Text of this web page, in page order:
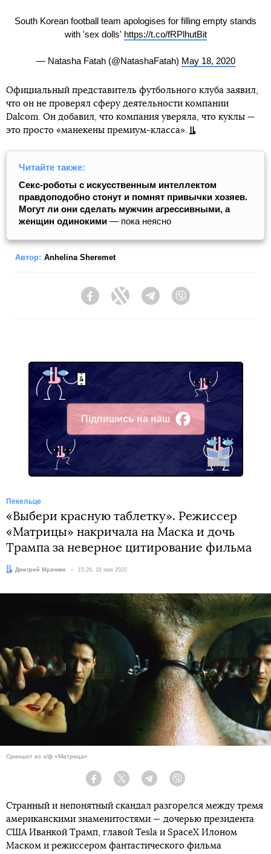
South Korean football team apologises for filling empty stands
with 'sex dolls' https://t.co/fRPlhutBit
— Natasha Fatah (@NatashaFatah) May 18, 2020
Официальный представитель футбольного клуба заявил,
что он не проверял сферу деятельности компании
Dalcom. Он добавил, что компания уверяла, что куклы —
это просто «манекены премиум-класса».
Читайте также:
Секс-роботы с искусственным интеллектом
правдоподобно стонут и помнят привычки хозяев.
Могут ли они сделать мужчин агрессивными, а
женщин одинокими — пока неясно
Автор: Anhelina Sheremet
FacebookTwitter Telegram
Підпишись на наш
Facebook
Пекельце
«Выбери красную таблетку». Режиссер
«Матрицы» накричала на Маска и дочь
Трампа за неверное цитирование фильма
Автор:
Дмитрий Мрачник Дата:
15:26, 18 мая 2020
Сриншот из х/ф «Матрица»
Facebook Twitter Telegram
Странный и непонятный скандал разгорелся между тремя
американскими знаменитостями — дочерью президента
США Иванкой Трамп, главой Tesla и SpaсeX Илоном
Маском и режиссером фантастического фильма